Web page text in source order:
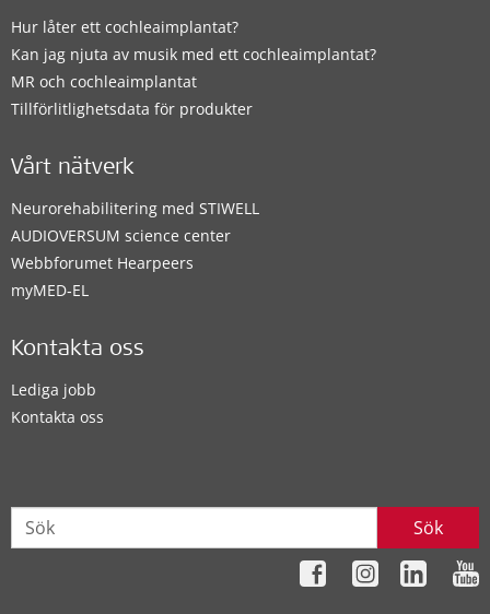
Hur låter ett cochleaimplantat?
Kan jag njuta av musik med ett cochleaimplantat?
MR och cochleaimplantat
Tillförlitlighetsdata för produkter
Vårt nätverk
Neurorehabilitering med STIWELL
AUDIOVERSUM science center
Webbforumet Hearpeers
myMED‑EL
Kontakta oss
Lediga jobb
Kontakta oss
Sök